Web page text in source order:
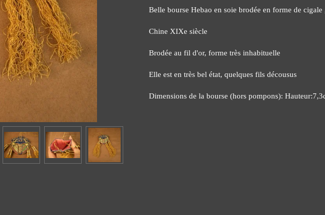
Belle bourse Hebao en soie brodée en forme de cigale
Chine XIXe siècle
Brodée au fil d'or, forme très inhabituelle
Elle est en très bel état, quelques fils décousus
Dimensions de la bourse (hors pompons):